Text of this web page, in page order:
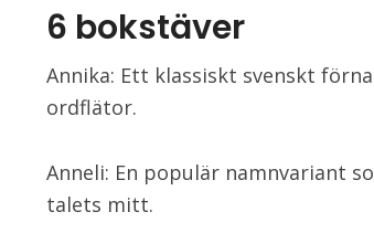
6 bokstäver
Annika: Ett klassiskt svenskt
ordflätor.
Anneli: En populär namnvariant
talets mitt.